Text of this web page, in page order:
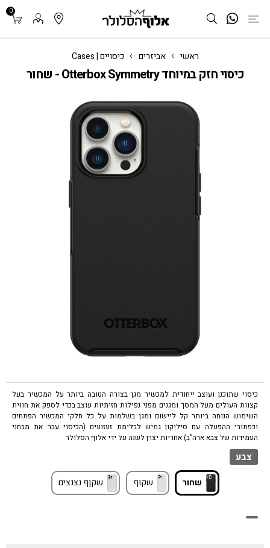
0
ראשי אביזרים כיסויים | Cases
כיסוי חזק במיוחד Otterbox Symmetry - שחור
כיסוי שתוכנן ועוצב ייחודית למכשיר מגן בצורה הטובה ביותר על המכשיר בעל
קצוות העולים מעל המסך ומגנים מפני נפילות חזיתיות עוצב בכדי לספק את חווית
השימוש הנוחה ביותר קל ליישום ומגן בשלמות על כל חלקי המכשיר הפתחים
וכפתורי ההפעלה עם סיליקון גמיש לבלימת זעזועים (הכיסוי עבר את מבחני
העמידות של צבא ארה”ב) אחריות יצרן לשנה על ידי אלוף הסלולר
צבע
שחור שקוף שקןף נצנצים